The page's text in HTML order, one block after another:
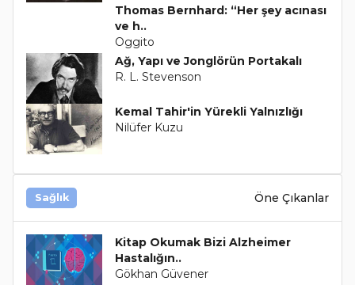
Thomas Bernhard: “Her şey acınası
ve h..
Oggito
Ağ, Yapı ve Jonglörün Portakalı
R. L. Stevenson
Kemal Tahir'in Yürekli Yalnızlığı
Nilüfer Kuzu
Sağlık Öne Çıkanlar
Kitap Okumak Bizi Alzheimer
Hastalığın..
Gökhan Güvener